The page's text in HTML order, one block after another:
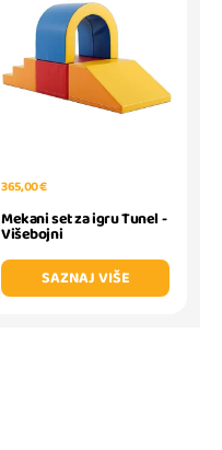
365,00 €
Mekani set za igru Tunel -
Višebojni
SAZNAJ VIŠE